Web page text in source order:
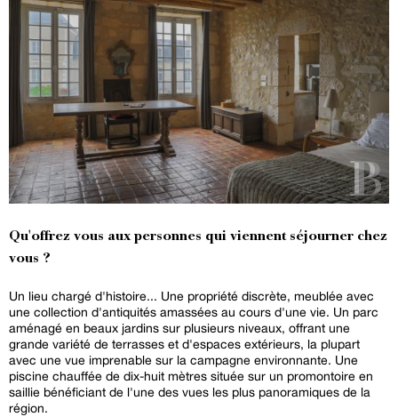
Qu'offrez vous aux personnes qui viennent séjourner chez
vous ?
Un lieu chargé d'histoire... Une propriété discrète, meublée avec
une collection d'antiquités amassées au cours d'une vie. Un parc
aménagé en beaux jardins sur plusieurs niveaux, offrant une
grande variété de terrasses et d'espaces extérieurs, la plupart
avec une vue imprenable sur la campagne environnante. Une
piscine chauffée de dix-huit mètres située sur un promontoire en
saillie bénéficiant de l'une des vues les plus panoramiques de la
région.